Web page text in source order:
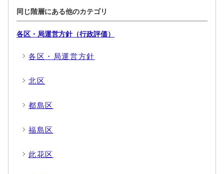
同じ階層にある他のカテゴリ
各区・局運営方針（行政評価）
各区・局運営方針
北区
都島区
福島区
此花区